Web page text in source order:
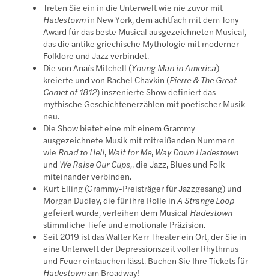
Treten Sie ein in die Unterwelt wie nie zuvor mit
Hadestown in New York, dem achtfach mit dem Tony
Award für das beste Musical ausgezeichneten Musical,
das die antike griechische Mythologie mit moderner
Folklore und Jazz verbindet.
Die von Anaïs Mitchell (Young Man in America)
kreierte und von Rachel Chavkin (Pierre & The Great
Comet of 1812) inszenierte Show definiert das
mythische Geschichtenerzählen mit poetischer Musik
neu.
Die Show bietet eine mit einem Grammy
ausgezeichnete Musik mit mitreißenden Nummern
wie Road to Hell, Wait for Me, Way Down Hadestown
und We Raise Our Cups,, die Jazz, Blues und Folk
miteinander verbinden.
Kurt Elling (Grammy-Preisträger für Jazzgesang) und
Morgan Dudley, die für ihre Rolle inA Strange Loop
gefeiert wurde, verleihen dem Musical Hadestown
stimmliche Tiefe und emotionale Präzision.
Seit 2019 ist das Walter Kerr Theater ein Ort, der Sie in
eine Unterwelt der Depressionszeit voller Rhythmus
und Feuer eintauchen lässt. Buchen Sie Ihre Tickets für
Hadestownam Broadway!